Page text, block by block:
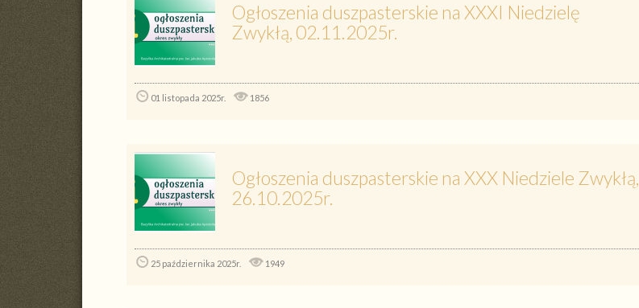
Ogłoszenia duszpasterskie na XXXI Niedzielę
Zwykłą, 02.11.2025r.
01 listopada 2025r. 1856
Ogłoszenia duszpasterskie na XXX Niedziele Zwykłą,
26.10.2025r.
25 października 2025r. 1949